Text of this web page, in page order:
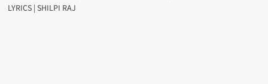
LYRICS | SHILPI RAJ